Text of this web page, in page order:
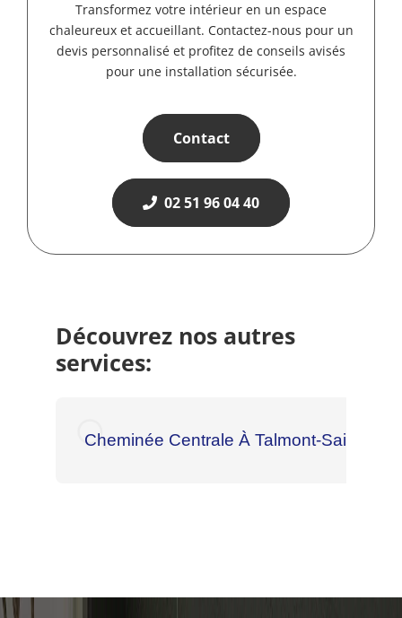
Transformez votre intérieur en un espace
chaleureux et accueillant. Contactez-nous pour un
devis personnalisé et profitez de conseils avisés
pour une installation sécurisée.
Contact
02 51 96 04 40
Découvrez nos autres
services:
Cheminée Centrale À Talmont-Saint-